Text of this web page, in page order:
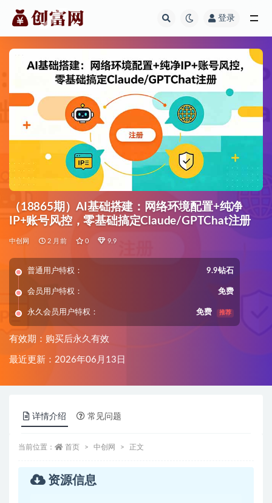
登录
（18865期）AI基础搭建：网络环境配置+纯净
IP+账号风控，零基础搞定Claude/GPTChat注册
中创网 2 月前 0 9.9
普通用户特权： 9.9钻石
会员用户特权： 免费
永久会员用户特权： 免费 推荐
有效期：购买后永久有效
最近更新：2026年06月13日
详情介绍 常见问题
当前位置： 首页 中创网 正文
资源信息